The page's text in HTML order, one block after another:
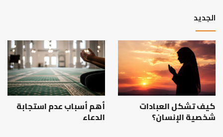
الجديد
كيف تشكل العبادات
شخصية الإنسان؟
أهم أسباب عدم استجابة
الدعاء